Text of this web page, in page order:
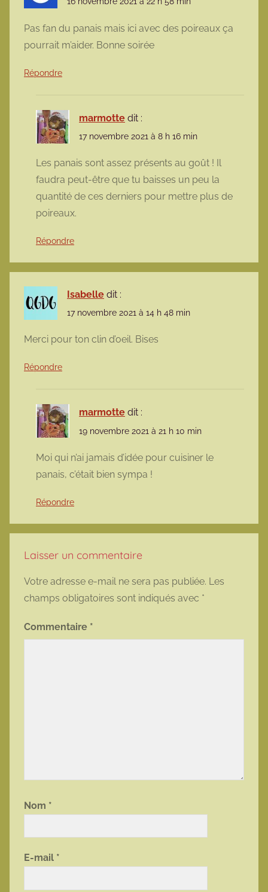
Pas fan du panais mais ici avec des poireaux ça
pourrait m’aider. Bonne soirée
Répondre
marmotte dit :
17 novembre 2021 à 8 h 16 min
Les panais sont assez présents au goût ! Il
faudra peut-être que tu baisses un peu la
quantité de ces derniers pour mettre plus de
poireaux.
Répondre
Isabelle dit :
17 novembre 2021 à 14 h 48 min
Merci pour ton clin d’oeil. Bises
Répondre
marmotte dit :
19 novembre 2021 à 21 h 10 min
Moi qui n’ai jamais d’idée pour cuisiner le
panais, c’était bien sympa !
Répondre
Laisser un commentaire
Votre adresse e-mail ne sera pas publiée. Les
champs obligatoires sont indiqués avec *
Commentaire *
Nom *
E-mail *